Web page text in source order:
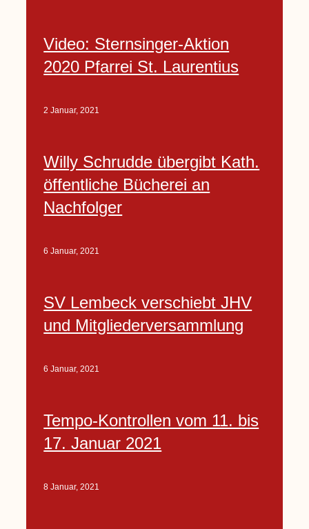
Video: Sternsinger-Aktion
2020 Pfarrei St. Laurentius
2 Januar, 2021
Willy Schrudde übergibt Kath.
öffentliche Bücherei an
Nachfolger
6 Januar, 2021
SV Lembeck verschiebt JHV
und Mitgliederversammlung
6 Januar, 2021
Tempo-Kontrollen vom 11. bis
17. Januar 2021
8 Januar, 2021